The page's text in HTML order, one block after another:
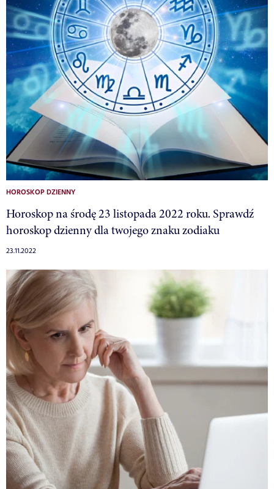
HOROSKOP DZIENNY
Horoskop na środę 23 listopada 2022 roku. Sprawdź
horoskop dzienny dla twojego znaku zodiaku
23.11.2022